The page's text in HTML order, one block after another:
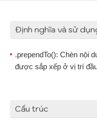
Định nghĩa và sử
.prependTo(): Chèn nội
được sắp xếp ở vị trí
Cấu trúc